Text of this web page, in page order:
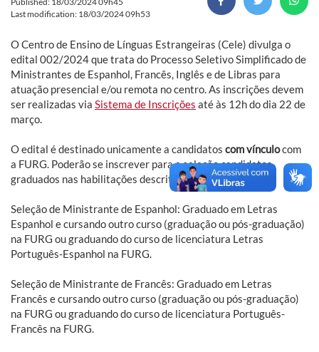
Last modification: 18/03/2024 09h53
O Centro de Ensino de Línguas Estrangeiras (Cele) divulga o
edital 002/2024 que trata do Processo Seletivo Simplificado de
Ministrantes de Espanhol, Francês, Inglês e de Libras para
atuação presencial e/ou remota no centro. As inscrições devem
ser realizadas via Sistema de Inscrições até às 12h do dia 22 de
março.
O edital é destinado unicamente a candidatos comvínculocom
a FURG. Poderão se inscrever para a seleção candidatos
graduados nas habilitações descritas a seguir.
Seleção de Ministrante de Espanhol: Graduado em Letras
Espanhol e cursando outro curso (graduação ou pós-graduação)
na FURG ou graduando do curso de licenciatura Letras
Português-Espanhol na FURG.
Seleção de Ministrante de Francês: Graduado em Letras
Francês e cursando outro curso (graduação ou pós-graduação)
na FURG ou graduando do curso de licenciatura Português-
Francês na FURG.